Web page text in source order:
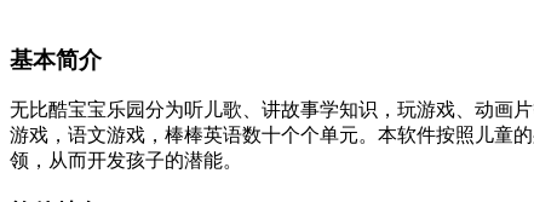
基本简介
无比酷宝宝乐园分为听儿歌、讲故事学知识，玩游戏、动画
游戏，语文游戏，棒棒英语数十个个单元。本软件按照儿童
领，从而开发孩子的潜能。